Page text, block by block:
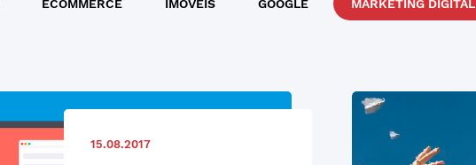
ECOMMERCE IMÓVEIS GOOGLE MARKETING DIGITAL
15.08.2017